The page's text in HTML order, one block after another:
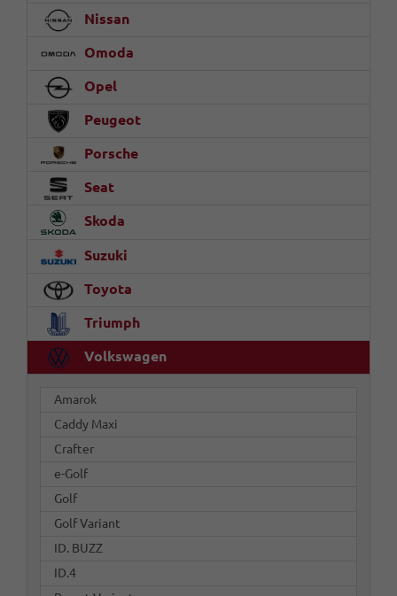
Nissan
Omoda
Opel
Peugeot
Porsche
Seat
Skoda
Suzuki
Toyota
Triumph
Volkswagen
Amarok
Caddy Maxi
Crafter
e-Golf
Golf
Golf Variant
ID. BUZZ
ID.4